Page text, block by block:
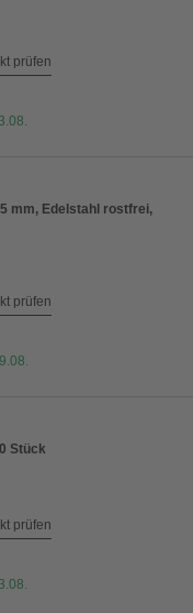
prüfen
mm, Edelstahl rostfrei,
prüfen
Stück
prüfen